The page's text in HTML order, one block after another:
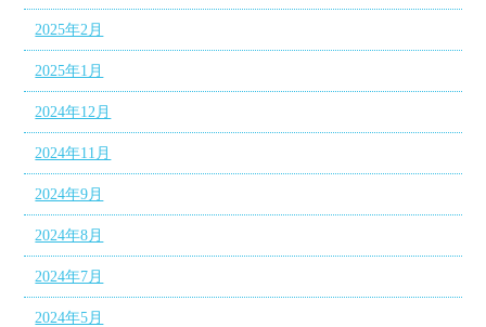
2025年2月
2025年1月
2024年12月
2024年11月
2024年9月
2024年8月
2024年7月
2024年5月